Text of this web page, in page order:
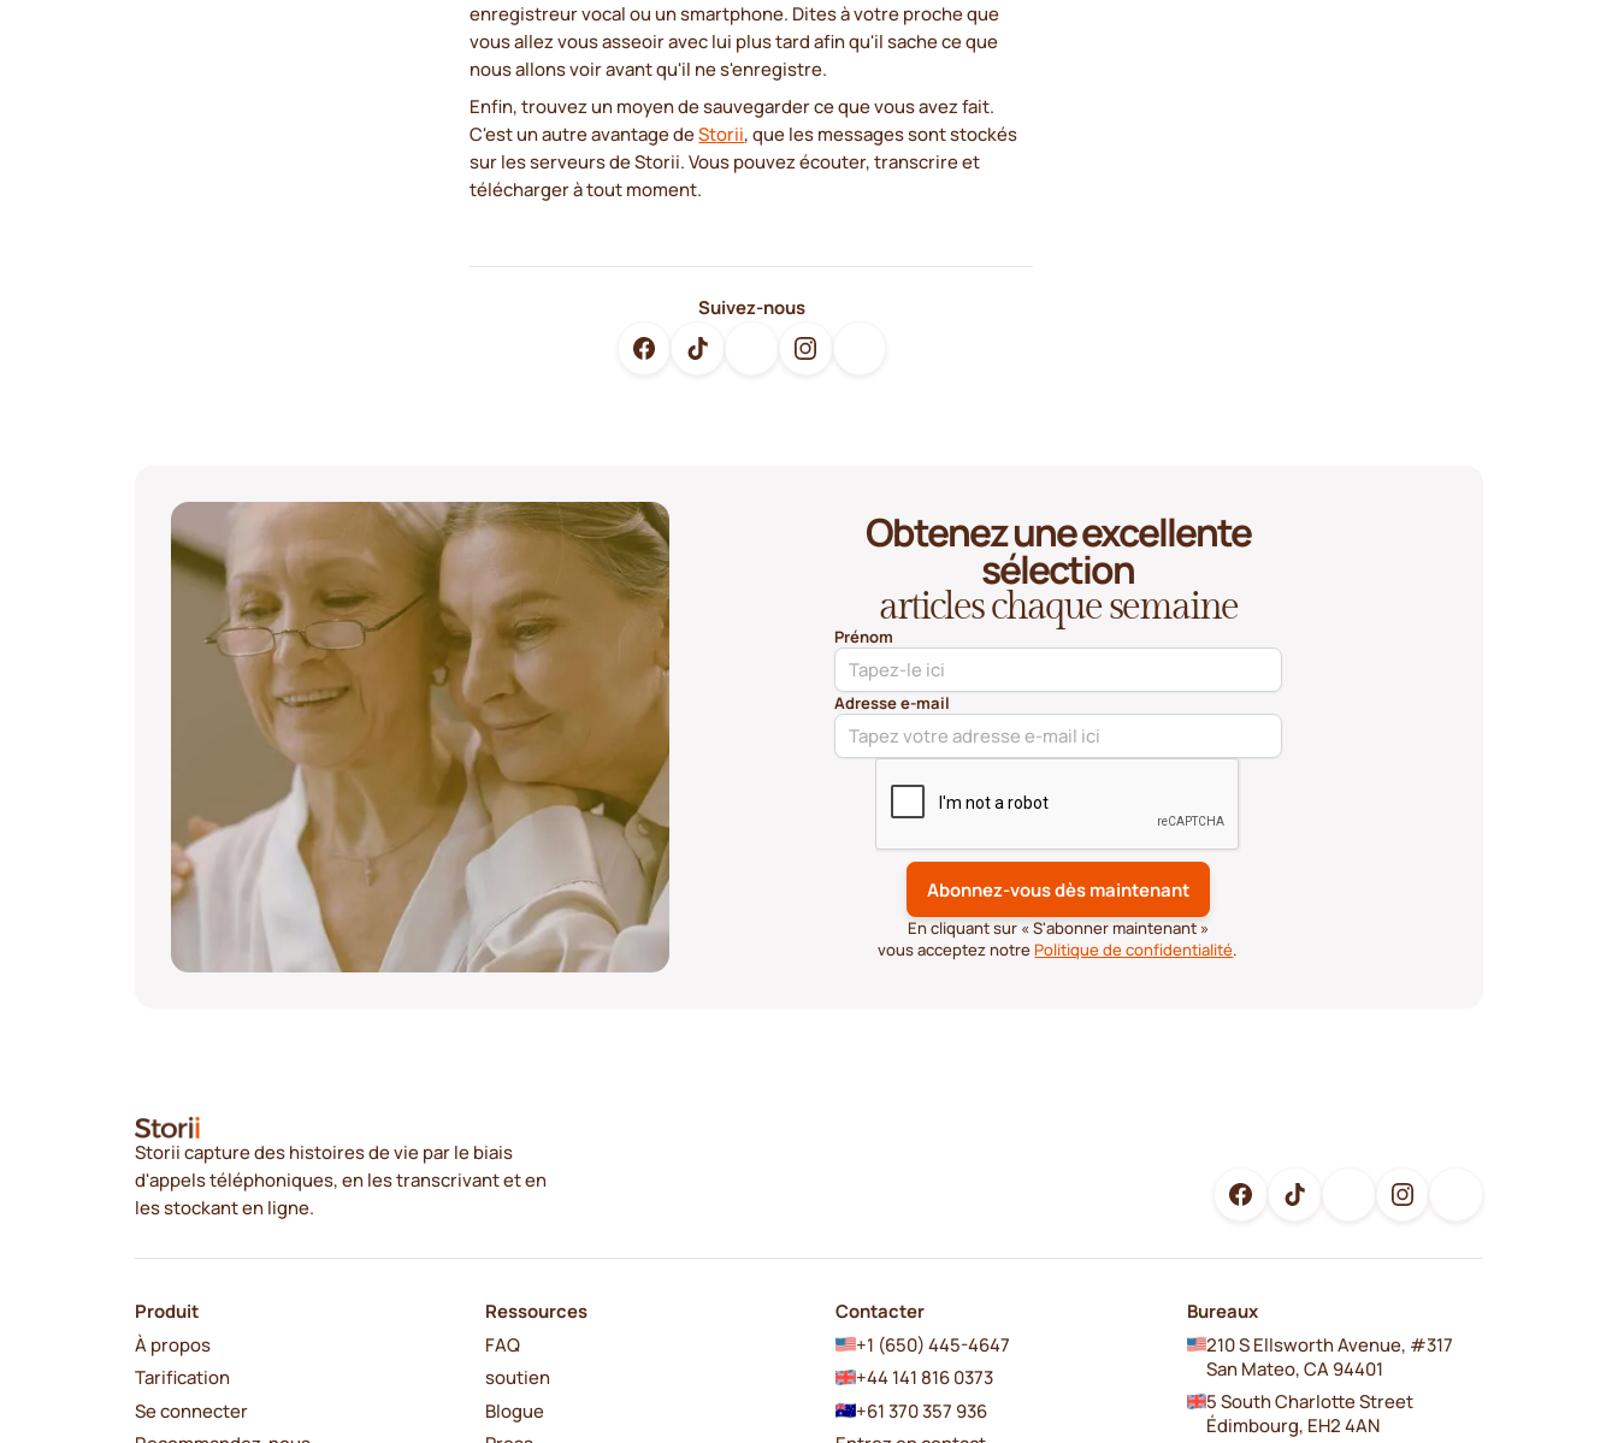
enregistreur vocal ou un smartphone. Dites à votre proche que
vous allez vous asseoir avec lui plus tard afin qu'il sache ce que
nous allons voir avant qu'il ne s'enregistre.
Enfin, trouvez un moyen de sauvegarder ce que vous avez fait.
C'est un autre avantage deStorii, que les messages sont stockés
sur les serveurs de Storii. Vous pouvez écouter, transcrire et
télécharger à tout moment.
Suivez-nous
Obtenez une excellente
sélection
articles chaque semaine
Prénom
Adresse e-mail
En cliquant sur « S'abonner maintenant »
vous acceptez notre Politique de confidentialité.
Storii capture des histoires de vie par le biais
d'appels téléphoniques, en les transcrivant et en
les stockant en ligne.
Produit
À propos
Tarification
Se connecter
Ressources
FAQ
soutien
Blogue
Contacter
+1 (650) 445-4647
+44 141 816 0373
+61 370 357 936
Bureaux
210 S Ellsworth Avenue, #317
San Mateo, CA 94401
5 South Charlotte Street
Édimbourg, EH2 4AN